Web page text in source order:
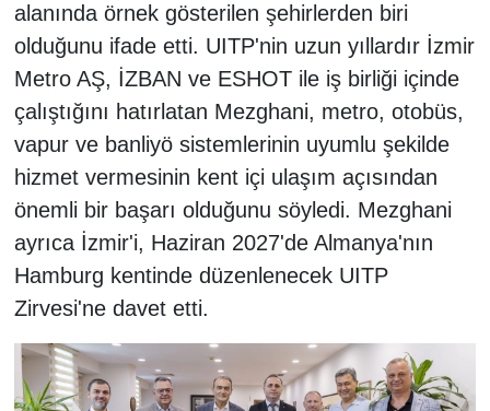
alanında örnek gösterilen şehirlerden biri
olduğunu ifade etti. UITP'nin uzun yıllardır İzmir
Metro AŞ, İZBAN ve ESHOT ile iş birliği içinde
çalıştığını hatırlatan Mezghani, metro, otobüs,
vapur ve banliyö sistemlerinin uyumlu şekilde
hizmet vermesinin kent içi ulaşım açısından
önemli bir başarı olduğunu söyledi. Mezghani
ayrıca İzmir'i, Haziran 2027'de Almanya'nın
Hamburg kentinde düzenlenecek UITP
Zirvesi'ne davet etti.